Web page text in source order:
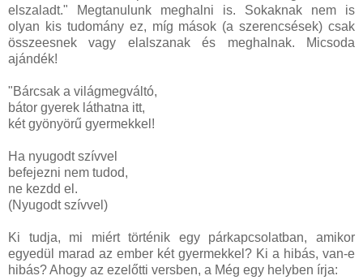
elszaladt." Megtanulunk meghalni is. Sokaknak nem is
olyan kis tudomány ez, míg mások (a szerencsések) csak
összeesnek vagy elalszanak és meghalnak. Micsoda
ajándék!
"Bárcsak a világmegváltó,
bátor gyerek láthatna itt,
két gyönyörű gyermekkel!
Ha nyugodt szívvel
befejezni nem tudod,
ne kezdd el.
(Nyugodt szívvel)
Ki tudja, mi miért történik egy párkapcsolatban, amikor
egyedül marad az ember két gyermekkel? Ki a hibás, van-e
hibás? Ahogy az ezelőtti versben, a Még egy helyben írja: